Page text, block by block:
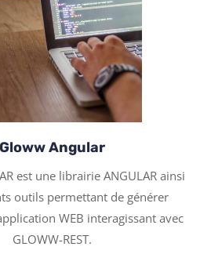
Gloww Angular
est une librairie ANGULAR ainsi
outils permettant de générer
WEB interagissant avec
GLOWW-REST.